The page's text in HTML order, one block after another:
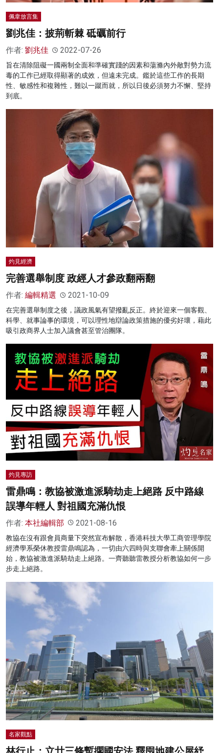
佩韋放言集
劉兆佳：披荊斬棘 砥礪前行
作者: 劉兆佳 2022-07-26
旨在清除阻礙一國兩制全面和準確實踐的因素和蕩滌內外敵對勢力流
毒的工作已經取得顯著的成效，但遠未完成。鑑於這些工作的長期
性、敏感性和複雜性，難以一蹴而就，所以日後必須努力不懈、堅持
到底。
灼見經濟
完善選舉制度 政經人才參政翻兩翻
作者: 編輯精選 2021-10-09
在完善選舉制度之後，議政風氣有望撥亂反正。終於迎來一個客觀、
科學、就事論事的環境，可以理性地辯論政策措施的優劣好壞，藉此
吸引政商界人士加入議會甚至管治團隊。
灼見專訪
雷鼎鳴：教協被激進派騎劫走上絕路 反中路線
誤導年輕人 對祖國充滿仇恨
作者: 本社編輯部 2021-08-16
教協在沒有跟會員商量下突然宣布解散，香港科技大學工商管理學院
經濟學系榮休教授雷鼎鳴認為，一切由六四時與支聯會牽上關係開
始，教協被激進派騎劫走上絕路。一齊聽聽雷教授分析教協如何一步
步走上絕路。
名家觀點